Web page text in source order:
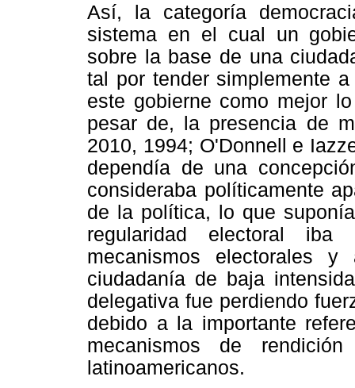
Así, la categoría
sistema en el cual un
sobre la base de una
tal por tender simplemente
este gobierne como mejor
pesar de, la presencia de
2010, 1994; O'Donnell e
dependía de una
consideraba políticamente
de la política, lo que
regularidad electoral
mecanismos electorales
ciudadanía de baja
delegativa fue perdiendo
debido a la importante
mecanismos de
latinoamericanos.